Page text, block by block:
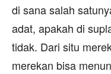
di sana salah
adat, apakah di
tidak. Dari situ
merekan bisa